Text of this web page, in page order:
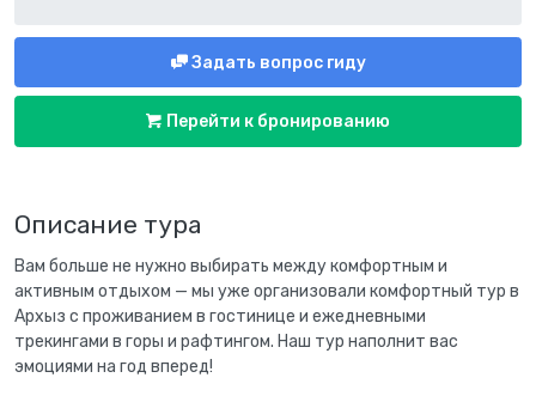
Описание тура
Вам больше не нужно выбирать между комфортным и
активным отдыхом — мы уже организовали комфортный тур в
Архыз с проживанием в гостинице и ежедневными
трекингами в горы и рафтингом. Наш тур наполнит вас
эмоциями на год вперед!
Задать вопрос гиду
Перейти к бронированию